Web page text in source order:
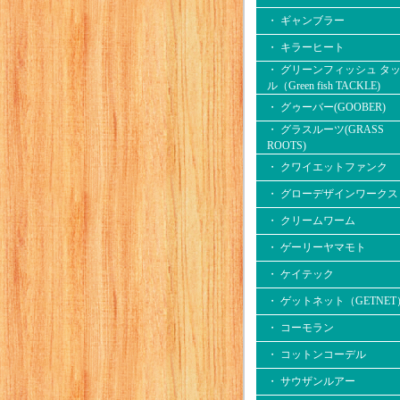
・ ギャンブラー
・ キラーヒート
・ グリーンフィッシュ タ
ル（Green fish TACKLE)
・ グゥーバー(GOOBER)
・ グラスルーツ(GRASS
ROOTS)
・ クワイエットファンク
・ グローデザインワークス
・ クリームワーム
・ ゲーリーヤマモト
・ ケイテック
・ ゲットネット（GETNET
・ コーモラン
・ コットンコーデル
・ サウザンルアー